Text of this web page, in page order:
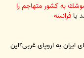
به كشور متهاجم را
يافرانسه
به اروپای غربی؟این